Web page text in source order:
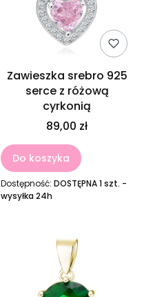
Zawieszka srebro 925
serce z różową
cyrkonią
89,00 zł
Do koszyka
Dostępność: DOSTĘPNA 1 szt. -
wysyłka 24h